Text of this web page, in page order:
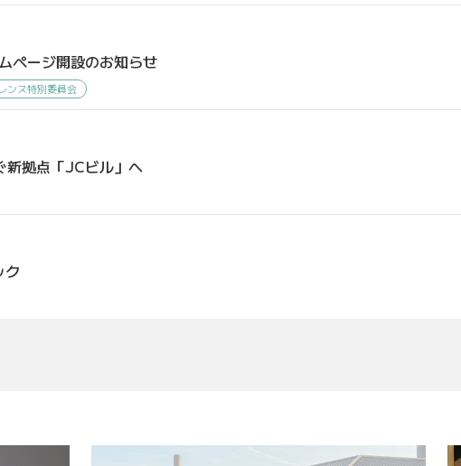
ページ開設のお知らせ
ンス特別委員会
新拠点「JCビル」へ
ク